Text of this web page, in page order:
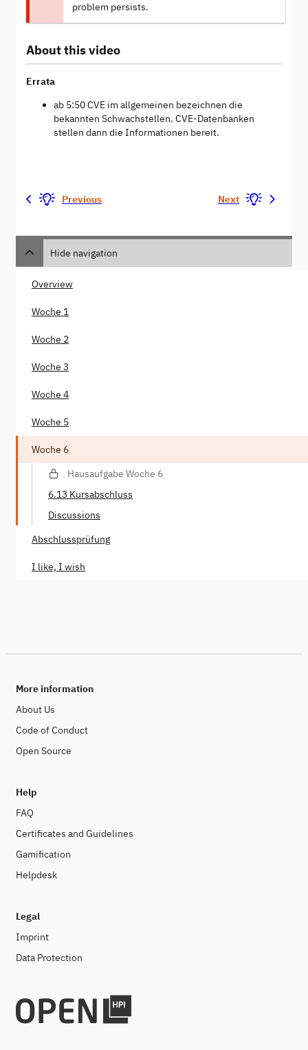
problem persists.
About this video
Errata
ab 5:50 CVE im allgemeinen bezeichnen die
bekannten Schwachstellen. CVE-Datenbanken
stellen dann die Informationen bereit.
Previous Next
Hide navigation
Overview
Woche 1
Woche 2
Woche 3
Woche 4
Woche 5
Woche 6
Hausaufgabe Woche 6
6.13 Kursabschluss
Discussions
Abschlussprüfung
I like, I wish
More information
About Us
Code of Conduct
Open Source
Help
FAQ
Certificates and Guidelines
Gamification
Helpdesk
Legal
Imprint
Data Protection